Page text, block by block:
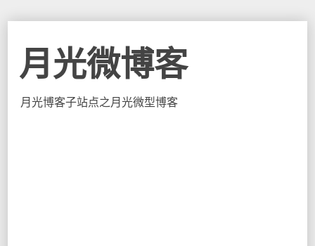
月光微博客
月光博客子站点之月光微型博客